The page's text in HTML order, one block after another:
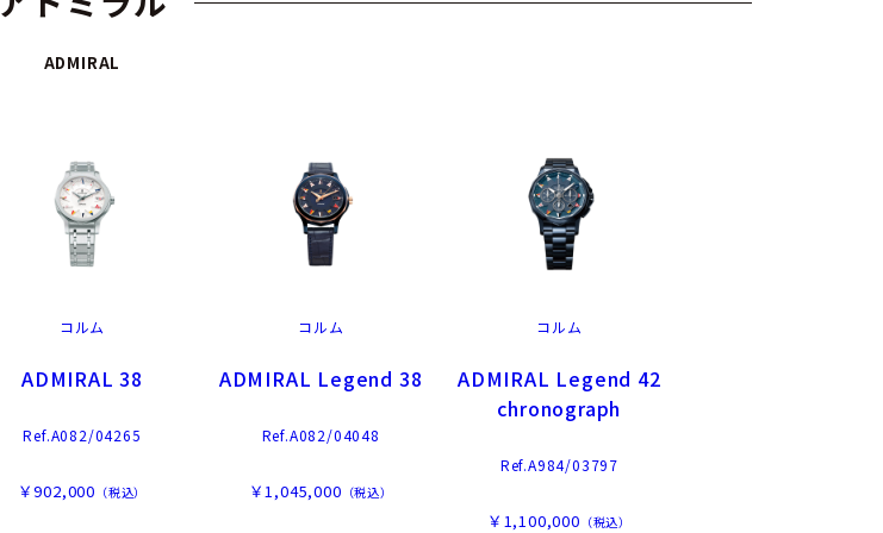
ADMIRAL
コルム
ADMIRAL 38
Ref.A082/04265
￥902,000 （税込）
コルム
ADMIRAL Legend 38
Ref.A082/04048
￥1,045,000 （税込）
コルム
ADMIRAL Legend 42
chronograph
Ref.A984/03797
￥1,100,000 （税込）